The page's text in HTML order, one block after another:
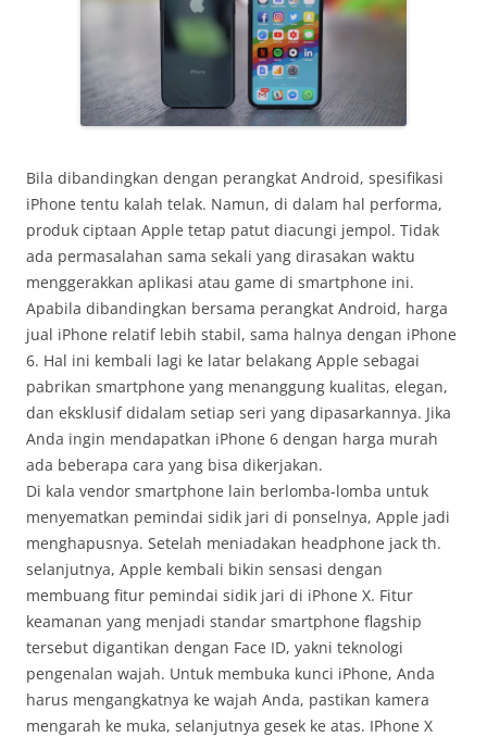
Bila dibandingkan dengan perangkat Android, spesifikasi
iPhone tentu kalah telak. Namun, di dalam hal performa,
produk ciptaan Apple tetap patut diacungi jempol. Tidak
ada permasalahan sama sekali yang dirasakan waktu
menggerakkan aplikasi atau game di smartphone ini.
Apabila dibandingkan bersama perangkat Android, harga
jual iPhone relatif lebih stabil, sama halnya dengan iPhone
6. Hal ini kembali lagi ke latar belakang Apple sebagai
pabrikan smartphone yang menanggung kualitas, elegan,
dan eksklusif didalam setiap seri yang dipasarkannya. Jika
Anda ingin mendapatkan iPhone 6 dengan harga murah
ada beberapa cara yang bisa dikerjakan.
Di kala vendor smartphone lain berlomba-lomba untuk
menyematkan pemindai sidik jari di ponselnya, Apple jadi
menghapusnya. Setelah meniadakan headphone jack th.
selanjutnya, Apple kembali bikin sensasi dengan
membuang fitur pemindai sidik jari di iPhone X. Fitur
keamanan yang menjadi standar smartphone flagship
tersebut digantikan dengan Face ID, yakni teknologi
pengenalan wajah. Untuk membuka kunci iPhone, Anda
harus mengangkatnya ke wajah Anda, pastikan kamera
mengarah ke muka, selanjutnya gesek ke atas. IPhone X